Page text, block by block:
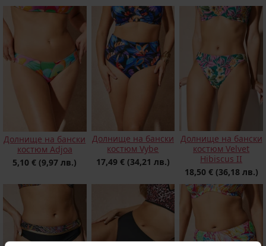
Долнище на бански
костюм Adjoa
5,10 € (9,97 лв.)
Долнище на бански
костюм Vybe
17,49 € (34,21 лв.)
Долнище на бански
костюм Velvet
Hibiscus II
18,50 € (36,18 лв.)